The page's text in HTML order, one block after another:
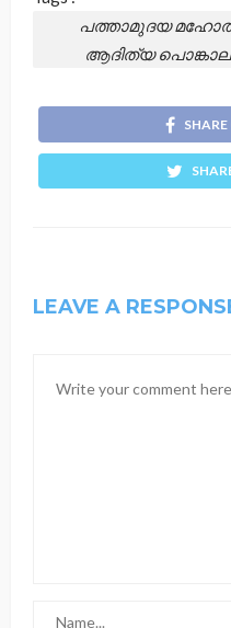
പത്താമുദയ
ആദിത്യ
LEAVE A